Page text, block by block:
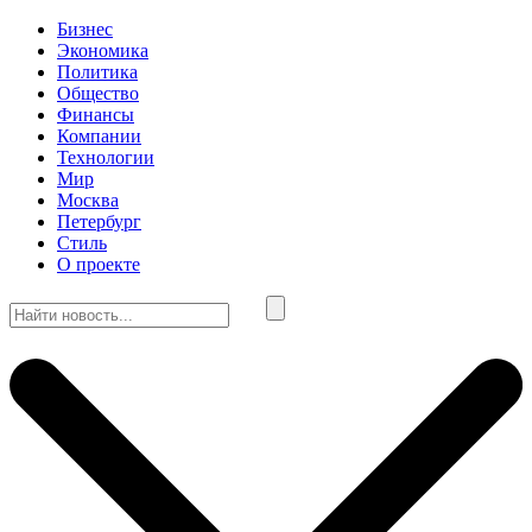
Бизнес
Экономика
Политика
Общество
Финансы
Компании
Технологии
Мир
Москва
Петербург
Стиль
О проекте